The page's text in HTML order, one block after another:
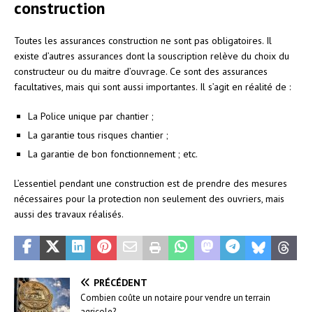
construction
Toutes les assurances construction ne sont pas obligatoires. Il
existe d’autres assurances dont la souscription relève du choix du
constructeur ou du maitre d’ouvrage. Ce sont des assurances
facultatives, mais qui sont aussi importantes. Il s’agit en réalité de :
La Police unique par chantier ;
La garantie tous risques chantier ;
La garantie de bon fonctionnement ; etc.
L’essentiel pendant une construction est de prendre des mesures
nécessaires pour la protection non seulement des ouvriers, mais
aussi des travaux réalisés.
PRÉCÉDENT
Combien coûte un notaire pour vendre un terrain